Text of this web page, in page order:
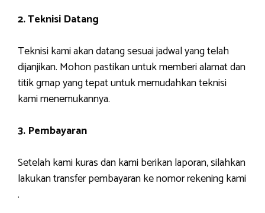
2. Teknisi Datang
Teknisi kami akan datang sesuai jadwal yang telah
dijanjikan. Mohon pastikan untuk memberi alamat dan
titik gmap yang tepat untuk memudahkan teknisi
kami menemukannya.
3. Pembayaran
Setelah kami kuras dan kami berikan laporan, silahkan
lakukan transfer pembayaran ke nomor rekening kami
.